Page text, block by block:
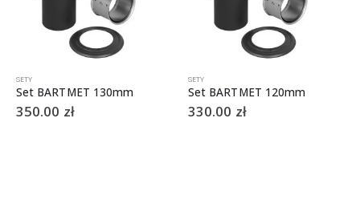
SETY
Set BARTMET 130mm
350.00 zł
SETY
Set BARTMET 120mm
330.00 zł